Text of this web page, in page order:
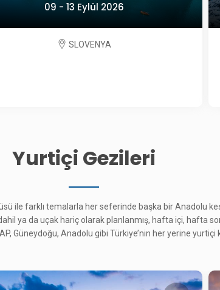
24 Eylül - 01 Ekim 2026
POLONYA
Yurtiçi Gezileri
ile farklı temalarla her seferinde başka bir Anadolu
ya da uçak hariç olarak planlanmış, hafta içi, hafta
Güneydoğu, Anadolu gibi Türkiye’nin her yerine yurtiçi